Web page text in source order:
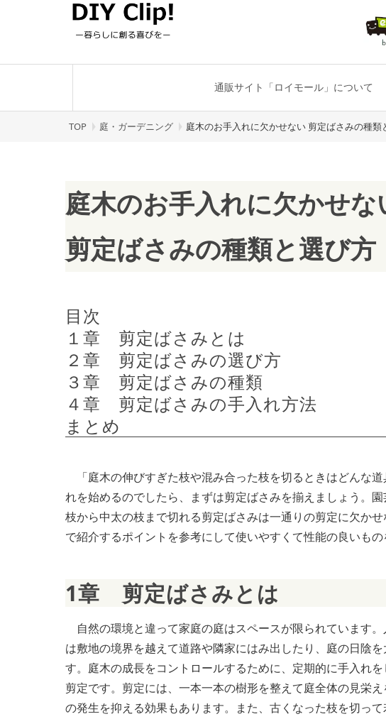
通販サイト「ロイモール」について
TOP 庭・ガーデニング 庭木のお手入れに欠かせない 剪定ばさみの種類
庭木のお手入れに欠かせな
剪定ばさみの種類と選び方
目次
１章　剪定ばさみとは
２章　剪定ばさみの選び方
３章　剪定ばさみの種類
４章　剪定ばさみの手入れ方法
まとめ
「庭木の伸びすぎた枝や混み合った枝を切るときはどんな
れを始めるのでしたら、まずは剪定ばさみを揃えましょう。
枝から中太の枝まで切れる剪定ばさみは一通りの剪定に欠か
で紹介するポイントを参考にして使いやすくて性能の良いもの
1章　剪定ばさみとは
自然の環境と違って家庭の庭はスペースが限られています
は敷地の境界を越えて道路や隣家にはみ出したり、庭の日陰
す。庭木の成長をコントロールするために、定期的に手入れ
剪定です。剪定には、一本一本の樹形を整えて庭全体の見栄
の発生を抑える効果もあります。また、古くなった枝を切っ